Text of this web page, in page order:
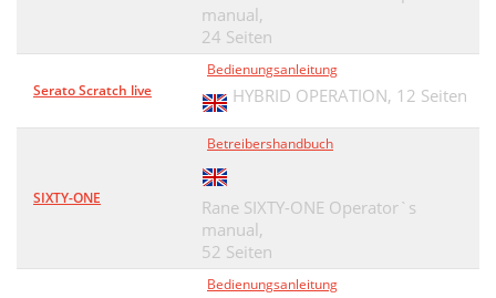
manual,
24 Seiten
Serato Scratch live
Bedienungsanleitung
HYBRID OPERATION, 12 Seiten
SIXTY-ONE
Betreibershandbuch
Rane SIXTY-ONE Operator`s
manual,
52 Seiten
Bedienungsanleitung